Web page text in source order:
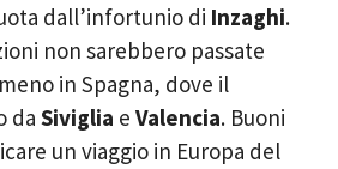
dall’infortunio di Inzaghi.
non sarebbero passate
in Spagna, dove il
da Siviglia e Valencia. Buoni
un viaggio in Europa del